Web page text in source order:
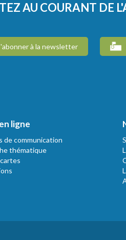
AU COURANT DE
à la newsletter
ligne
de communication
thématique